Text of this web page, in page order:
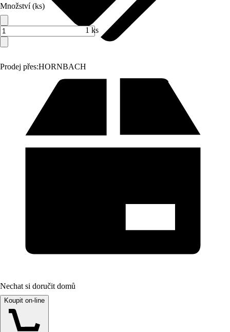
Prodej přes:HORNBACH
Množství (ks)
1 ks
Nechat si doručit domů
Koupit on-line